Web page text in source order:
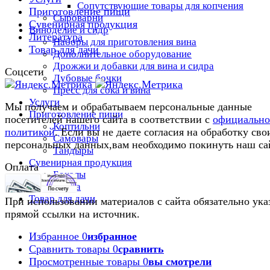
Сопутствующие товары для копчения
Сыроварни
Виноделие и сидр
Наборы для приготовления вина
Дополнительное оборудование
Дрожжи и добавки для вина и сидра
Дубовые бочки
Пресс для сока и вина
Услуги
Приготовление пищи
Коптильни
Самовары
Тандыры
Сувенирная продукция
Бокалы
Литература
Товар для дачи
Приготовление пищи
Сувенирная продукция
Литература
Товар для дачи
Соцсети
Мы получаем и обрабатываем персональные данные
посетителей нашего сайта в соответствии с
политикой. Если вы не даете согласия на обработку
персональных данных,вам необходимо покинуть наш
Оплата
При использовании материалов с сайта обязательно
прямой ссылки на источник.
Избранное 0избранное
Сравнить товары 0сравнить
Просмотренные товары 0вы смотрели